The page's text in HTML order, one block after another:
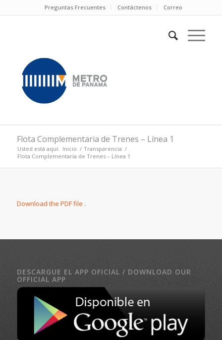
Preguntas Frecuentes Contáctenos Correo
Flota Complementaria de Trenes – Línea 1
Usted está aquí: Inicio / Transparencia /
Flota Complementaria de Trenes – Línea 1
Download the PDF file .
DESCARGUE EL APP OFICIAL / DOWNLOAD OUR
OFFICIAL APP